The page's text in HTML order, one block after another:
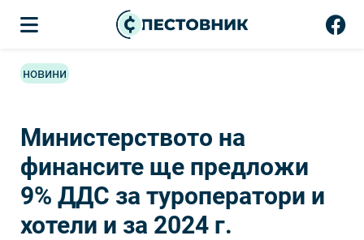
новини
Министерството на
финансите ще предложи
9% ДДС за туроператори и
хотели и за 2024 г.